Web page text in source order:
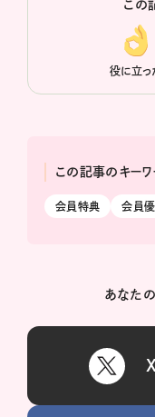
この
役に立っ
この記事のキーワ
会員特典 会員
あなた